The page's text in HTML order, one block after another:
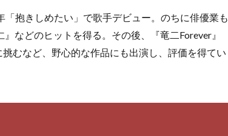
抱きしめたい」で歌手デビュー。のちに俳優業も
などのヒットを得る。その後、『竜二Forever』
むなど、野心的な作品にも出演し、評価を得てい